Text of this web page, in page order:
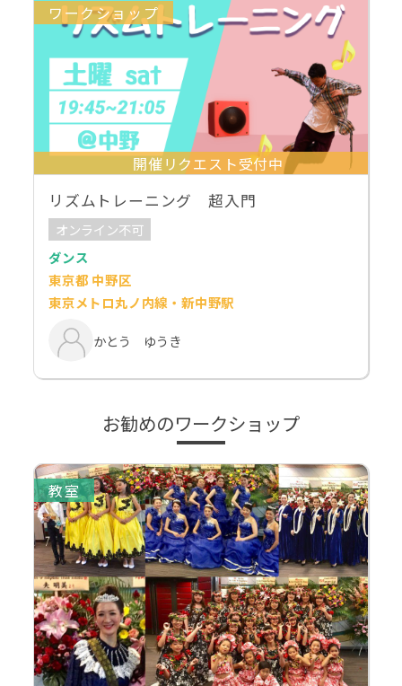
ワークショップ
開催リクエスト受付中
リズムトレーニング 超入門
オンライン不可
ダンス
東京都 中野区
東京メトロ丸ノ内線・新中野駅
かとう ゆうき
お勧めのワークショップ
教室